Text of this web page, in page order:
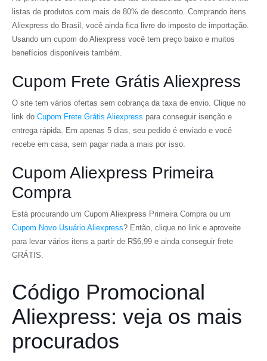
listas de produtos com mais de 80% de desconto. Comprando itens
Aliexpress do Brasil, você ainda fica livre do imposto de importação.
Usando um cupom do Aliexpress você tem preço baixo e muitos
benefícios disponíveis também.
Cupom Frete Grátis Aliexpress
O site tem vários ofertas sem cobrança da taxa de envio. Clique no
link do Cupom Frete Grátis Aliexpress para conseguir isenção e
entrega rápida. Em apenas 5 dias, seu pedido é enviado e você
recebe em casa, sem pagar nada a mais por isso.
Cupom Aliexpress Primeira
Compra
Está procurando um Cupom Aliexpress Primeira Compra ou um
Cupom Novo Usuário Aliexpress? Então, clique no link e aproveite
para levar vários itens a partir de R$6,99 e ainda conseguir frete
GRÁTIS.
Código Promocional
Aliexpress: veja os mais
procurados